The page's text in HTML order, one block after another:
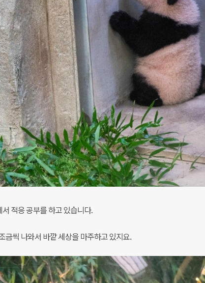
적응 공부를 하고 있습니다.
금씩 나와서 바깥 세상을 마주하고 있지요.